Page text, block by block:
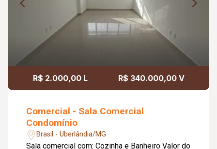
R$ 2.000,00 L R$ 340.000,00 V
Comercial - Sala Comercial
Condomínio
Brasil - Uberlândia/MG
Sala comercial com: Cozinha e Banheiro Valor do